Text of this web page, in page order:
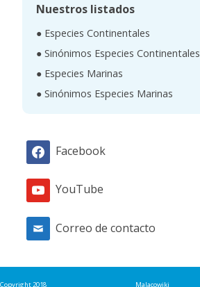
Nuestros listados
● Especies Continentales
● Sinónimos Especies Continentales
● Especies Marinas
● Sinónimos Especies Marinas
Facebook
YouTube
Correo de contacto
Copyright 2018 Malacowiki